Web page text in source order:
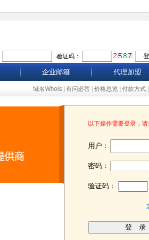
验证码：
企业邮箱 代理加盟
域名Whois 有问必答 价格总览 付款方式
以下操作需要登录，请
用户：
密码：
验证码：